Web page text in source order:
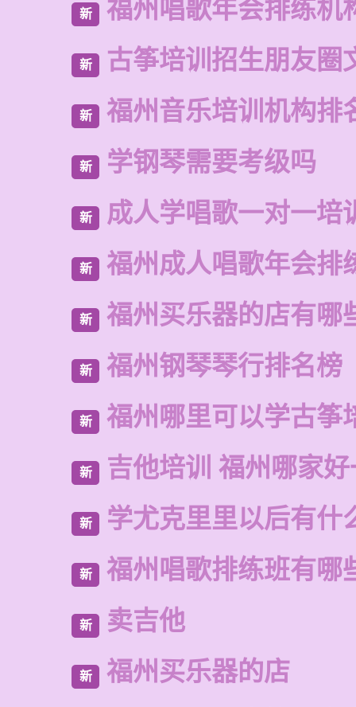
新 福州唱歌年会排练机
新 古筝培训招生朋友圈
新 福州音乐培训机构排
新 学钢琴需要考级吗
新 成人学唱歌一对一培
新 福州成人唱歌年会排
新 福州买乐器的店有哪
新 福州钢琴琴行排名榜
新 福州哪里可以学古筝
新 吉他培训 福州哪家
新 学尤克里里以后有什
新 福州唱歌排练班有哪
新 卖吉他
新 福州买乐器的店